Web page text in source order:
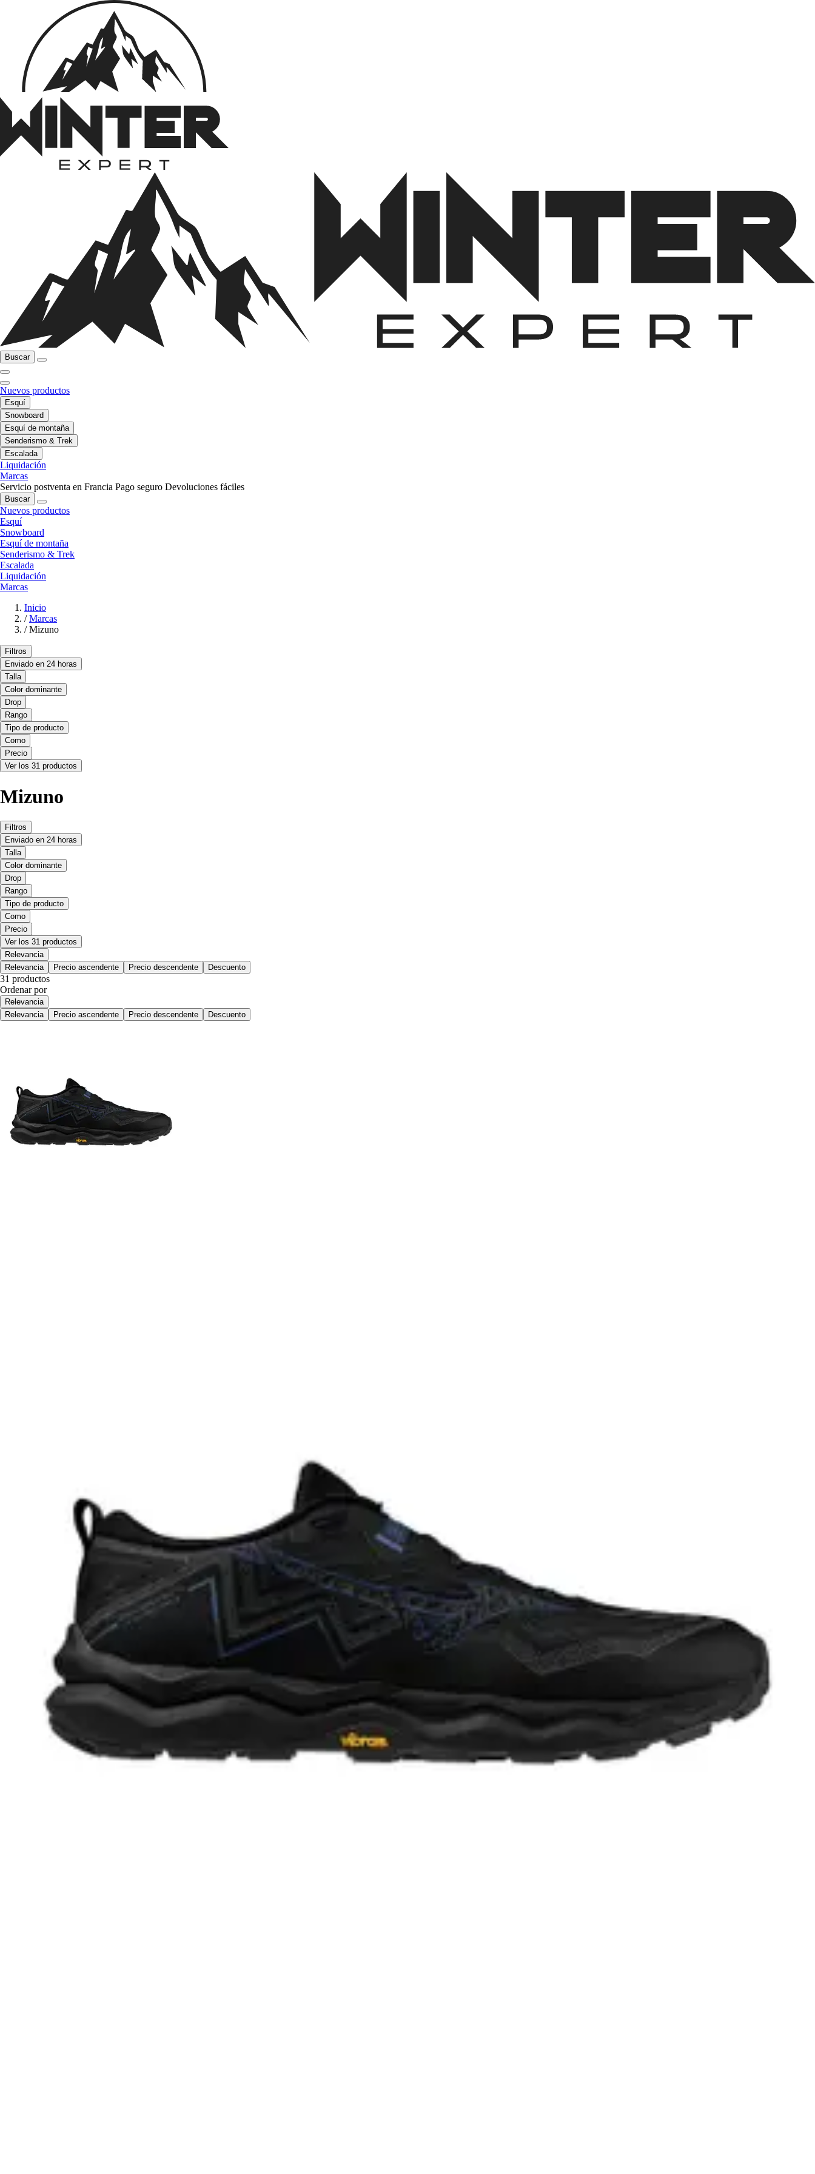
Buscar
Nuevos productos
Esquí
Snowboard
Esquí de montaña
Senderismo & Trek
Escalada
Liquidación
Marcas
Servicio postventa en Francia Pago seguro Devoluciones fáciles
Buscar
Nuevos productos
Esquí
Snowboard
Esquí de montaña
Senderismo & Trek
Escalada
Liquidación
Marcas
Inicio
/ Marcas
/ Mizuno
Filtros
Enviado en 24 horas
Talla
Color dominante
Drop
Rango
Tipo de producto
Como
Precio
Ver los 31 productos
Mizuno
Filtros
Enviado en 24 horas
Talla
Color dominante
Drop
Rango
Tipo de producto
Como
Precio
Ver los 31 productos
Relevancia
Relevancia
Precio ascendente Precio descendente Descuento
31 productos
Ordenar por
Relevancia
Relevancia
Precio ascendente Precio descendente Descuento